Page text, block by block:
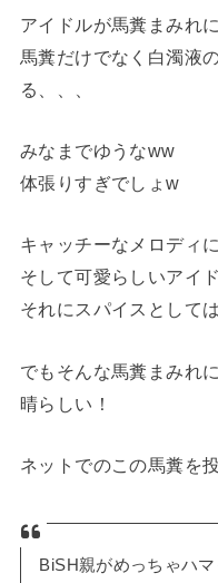
アイドルが馬糞まみれ
馬糞だけでなく白濁液
る、、、
みなまでゆうなww
体張りすぎでしょw
キャッチーなメロディ
そして可愛らしいアイ
それにスパイスとして
でもそんな馬糞まみれ
晴らしい！
ネットでのこの馬糞を
BiSH親がめっちゃハマ